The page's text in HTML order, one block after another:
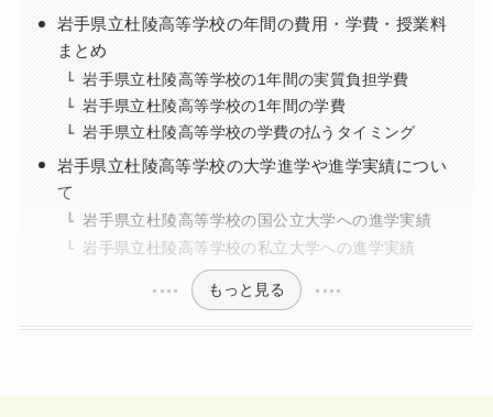
岩手県立杜陵高等学校の年間の費用・学費・授業料
まとめ
岩手県立杜陵高等学校の1年間の実質負担学費
岩手県立杜陵高等学校の1年間の学費
岩手県立杜陵高等学校の学費の払うタイミング
岩手県立杜陵高等学校の大学進学や進学実績につい
て
岩手県立杜陵高等学校の国公立大学への進学実績
岩手県立杜陵高等学校の私立大学への進学実績
もっと見る